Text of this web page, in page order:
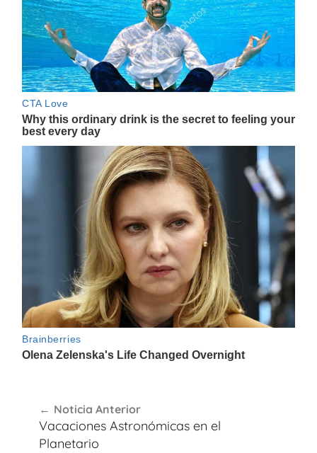
de
entradas
Noticia Anterior
Vacaciones Astronómicas en el
Planetario